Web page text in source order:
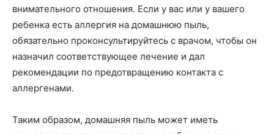
внимательного отношения. Если у вас или у вашего
ребенка есть аллергия на домашнюю пыль,
обязательно проконсультируйтесь с врачом, чтобы он
назначил соответствующее лечение и дал
рекомендации по предотвращению контакта с
аллергенами.
Таким образом, домашняя пыль может иметь